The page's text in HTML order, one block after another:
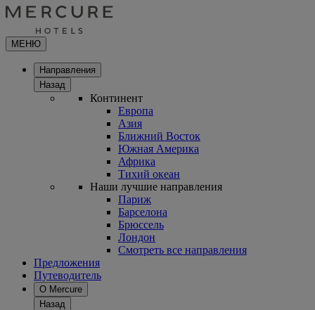
МЕНЮ
Направления
Назад
Континент
Европа
Азия
Ближний Восток
Южная Америка
Африка
Тихий океан
Наши лучшие направления
Париж
Барселона
Брюссель
Лондон
Смотреть все направления
Предложения
Путеводитель
О Mercure
Назад